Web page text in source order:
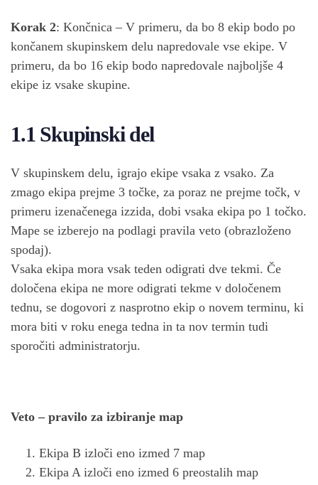
Korak 2: Končnica – V primeru, da bo 8 ekip bodo po
končanem skupinskem delu napredovale vse ekipe. V
primeru, da bo 16 ekip bodo napredovale najboljše 4
ekipe iz vsake skupine.
1.1 Skupinski del
V skupinskem delu, igrajo ekipe vsaka z vsako. Za
zmago ekipa prejme 3 točke, za poraz ne prejme točk, v
primeru izenačenega izzida, dobi vsaka ekipa po 1 točko.
Mape se izberejo na podlagi pravila veto (obrazloženo
spodaj).
Vsaka ekipa mora vsak teden odigrati dve tekmi. Če
določena ekipa ne more odigrati tekme v določenem
tednu, se dogovori z nasprotno ekip o novem terminu, ki
mora biti v roku enega tedna in ta nov termin tudi
sporočiti administratorju.
Veto – pravilo za izbiranje map
Ekipa B izloči eno izmed 7 map
Ekipa A izloči eno izmed 6 preostalih map